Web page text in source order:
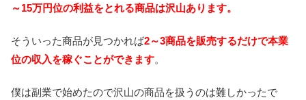
～15万円位の利益をとれる商品は沢山あります。
そういった商品が見つかれば2～3商品を販売するだけで本業
位の収入を稼ぐことができます。
僕は副業で始めたので沢山の商品を扱うのは難しかったで